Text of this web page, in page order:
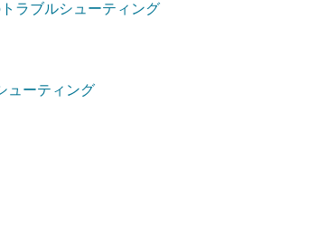
ラブルシューティング
ューティング